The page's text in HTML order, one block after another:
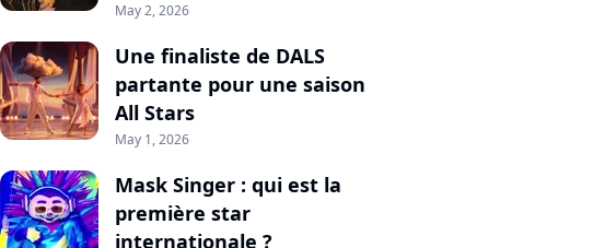
May 2, 2026
Une finaliste de DALS
partante pour une saison
All Stars
May 1, 2026
Mask Singer : qui est la
première star
internationale ?